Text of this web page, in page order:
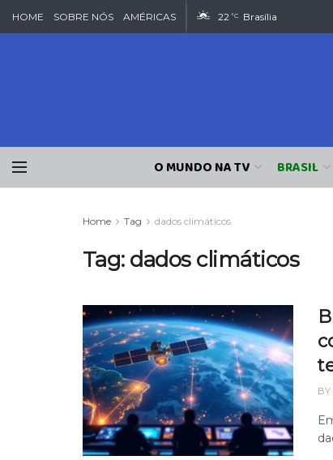
HOME SOBRE NÓS AMÉRICAS 22 °C Brasília
O MUNDO NA TV BRASIL
Home Tag dados climáticos
Tag: dados climáticos
BY